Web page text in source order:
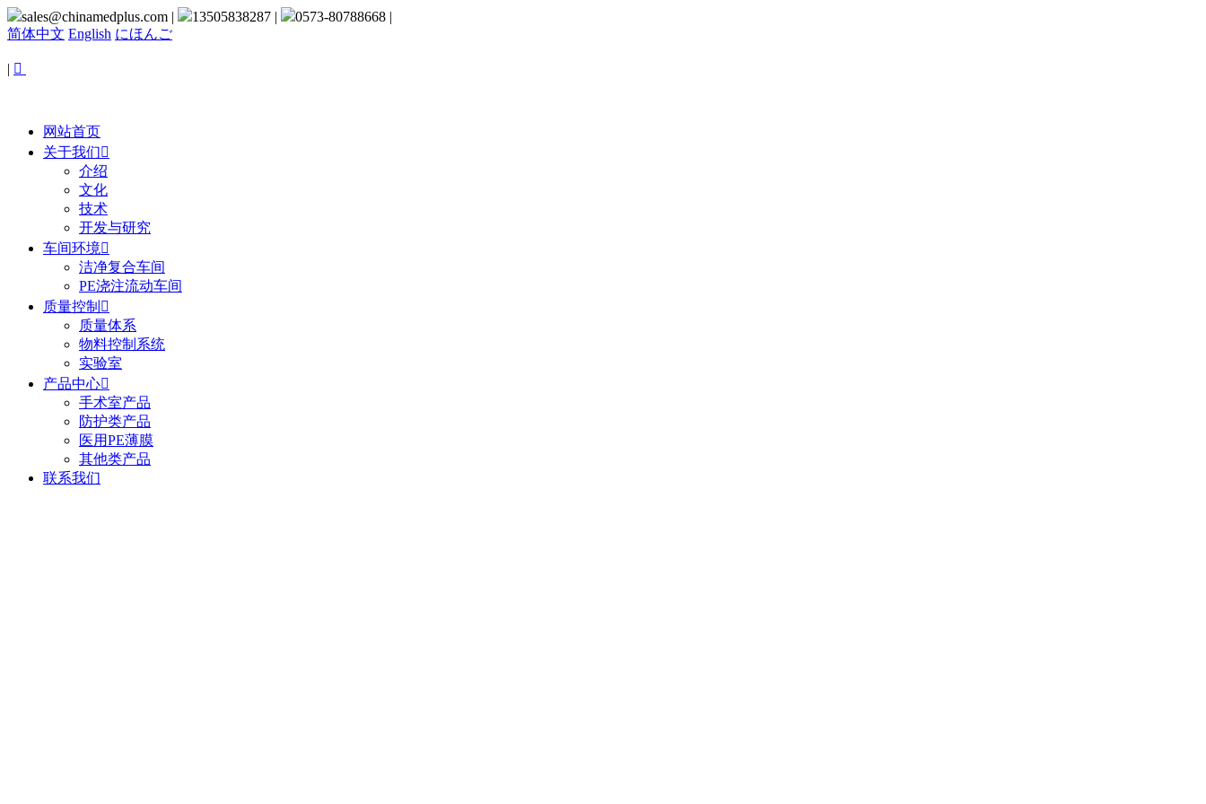
sales@chinamedplus.com | 13505838287 | 0573-80788668 |
简体中文 English にほんご
| 
网站首页
关于我们
介绍
文化
技术
开发与研究
车间环境
洁净复合车间
PE浇注流动车间
质量控制 
质量体系
物料控制系统
实验室
产品中心
手术室产品
防护类产品
医用PE薄膜
其他类产品
联系我们